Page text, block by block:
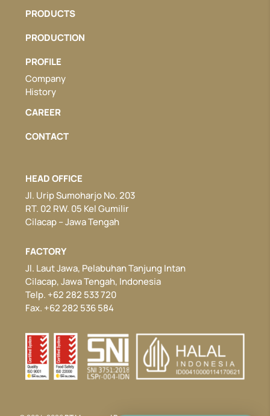
PRODUCTS
PRODUCTION
PROFILE
Company
History
CAREER
CONTACT
HEAD OFFICE
Jl. Urip Sumoharjo No. 203
RT. 02 RW. 05 Kel Gumilir
Cilacap – Jawa Tengah
FACTORY
Jl. Laut Jawa, Pelabuhan Tanjung Intan
Cilacap, Jawa Tengah, Indonesia
Telp. +62 282 533 720
Fax. +62 282 536 584